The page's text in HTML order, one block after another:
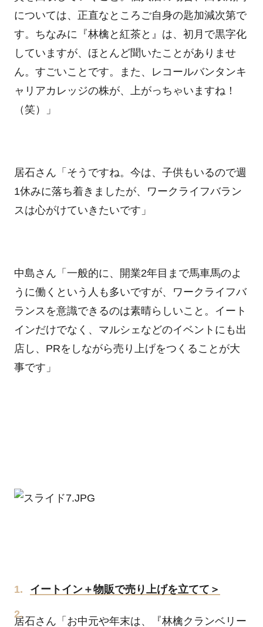
については、正直なところご自身の匙加減次第で
す。ちなみに『林檎と紅茶と』は、初月で黒字化
していますが、ほとんど聞いたことがありませ
ん。すごいことです。また、レコールバンタンキ
ャリアカレッジの株が、上がっちゃいますね！
（笑）」
居石さん「そうですね。今は、子供もいるので週
1休みに落ち着きましたが、ワークライフバラン
スは心がけていきたいです」
中島さん「一般的に、開業2年目まで馬車馬のよ
うに働くという人も多いですが、ワークライフバ
ランスを意識できるのは素晴らしいこと。イート
インだけでなく、マルシェなどのイベントにも出
店し、PRをしながら売り上げをつくることが大
事です」
イートイン＋物販で売り上げを立てて＞
居石さん「お中元や年末は、『林檎クランベリー